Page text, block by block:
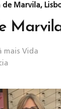
de Marvila,
mais Vida